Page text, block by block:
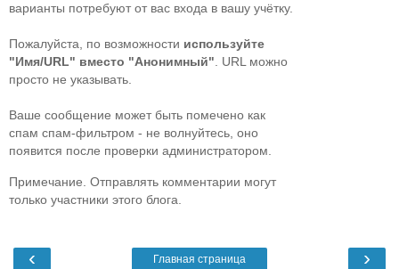
варианты потребуют от вас входа в вашу учётку.
Пожалуйста, по возможности используйте
"Имя/URL" вместо "Анонимный". URL можно
просто не указывать.
Ваше сообщение может быть помечено как
спам спам-фильтром - не волнуйтесь, оно
появится после проверки администратором.
Примечание. Отправлять комментарии могут
только участники этого блога.
‹ ›
Главная страница